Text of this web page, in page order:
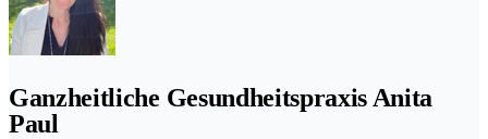
Ganzheitliche Gesundheitspraxis Anita
Paul